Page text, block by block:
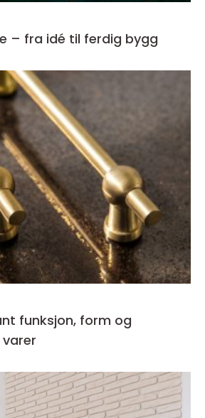
– fra idé til ferdig bygg
og